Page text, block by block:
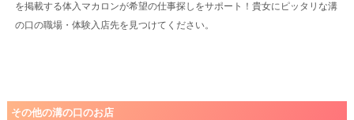
を掲載する体入マカロンが希望の仕事探しをサポート！貴女にピッタリな溝
の口の職場・体験入店先を見つけてください。
その他の溝の口のお店